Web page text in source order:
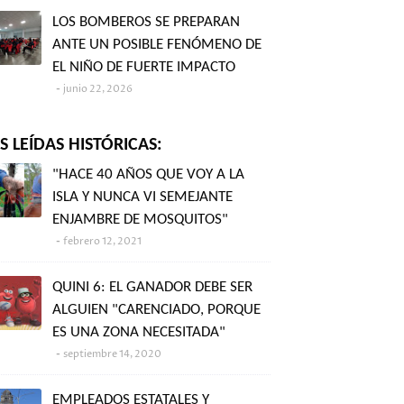
LOS BOMBEROS SE PREPARAN
ANTE UN POSIBLE FENÓMENO DE
EL NIÑO DE FUERTE IMPACTO
junio 22, 2026
LEÍDAS HISTÓRICAS:
"HACE 40 AÑOS QUE VOY A LA
ISLA Y NUNCA VI SEMEJANTE
ENJAMBRE DE MOSQUITOS"
febrero 12, 2021
QUINI 6: EL GANADOR DEBE SER
ALGUIEN "CARENCIADO, PORQUE
ES UNA ZONA NECESITADA"
septiembre 14, 2020
EMPLEADOS ESTATALES Y